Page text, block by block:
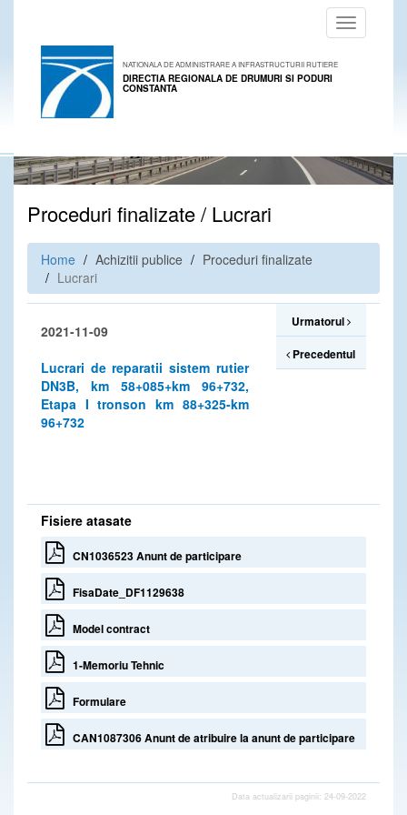
Toggle
navigation
NATIONALA DE ADMINISTRARE A INFRASTRUCTURII RUTIERE
DIRECTIA REGIONALA DE DRUMURI SI PODURI
CONSTANTA
Proceduri finalizate / Lucrari
Home Achizitii publice
Proceduri finalizate
Lucrari
2021-11-09
Lucrari de reparatii sistem rutier
DN3B, km 58+085+km 96+732,
Etapa I tronson km 88+325-km
96+732
Urmatorul
Precedentul
Fisiere atasate
CN1036523 Anunt de participare
FisaDate_DF1129638
Model contract
1-Memoriu Tehnic
Formulare
CAN1087306 Anunt de atribuire la anunt de participare
Data actualizarii paginii: 24-09-2022